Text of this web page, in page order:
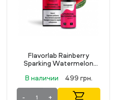
Octobar X Berry Mix
(Ягодный Микс) 30 мл 50
В наличии 319 грн.